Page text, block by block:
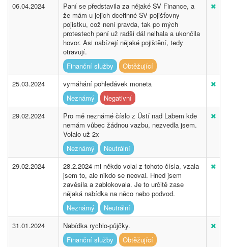
06.04.2024
Paní se představila za nějaké SV Finance, a
že mám u jejich dceřinné SV pojišťovny
pojistku, což není pravda, tak po mých
protestech paní už radši dál nelhala a ukončila
hovor. Asi nabízejí nějaké pojištění, tedy
otravují.
Finanční služby
Obtěžující
25.03.2024
vymáhání pohledávek moneta
Neznámý
Negativní
29.02.2024
Pro mě neznámé číslo z Ústí nad Labem kde
nemám vůbec žádnou vazbu, nezvedla jsem.
Volalo už 2x
Neznámý
Neutrální
29.02.2024
28.2.2024 mi někdo volal z tohoto čísla, vzala
jsem to, ale nikdo se neoval. Hned jsem
zavěsila a zablokovala. Je to určitě zase
nějaká nabídka na něco nebo podvod.
Neznámý
Neutrální
31.01.2024
Nabídka rychlo-půjčky.
Finanční služby
Obtěžující